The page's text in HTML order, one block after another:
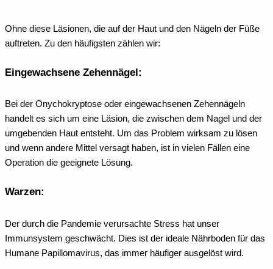
Ohne diese Läsionen, die auf der Haut und den Nägeln der Füße
auftreten. Zu den häufigsten zählen wir:
Eingewachsene Zehennägel:
Bei der Onychokryptose oder eingewachsenen Zehennägeln
handelt es sich um eine Läsion, die zwischen dem Nagel und der
umgebenden Haut entsteht. Um das Problem wirksam zu lösen
und wenn andere Mittel versagt haben, ist in vielen Fällen eine
Operation die geeignete Lösung.
Warzen:
Der durch die Pandemie verursachte Stress hat unser
Immunsystem geschwächt. Dies ist der ideale Nährboden für das
Humane Papillomavirus, das immer häufiger ausgelöst wird.